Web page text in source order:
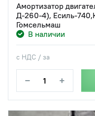
Амортизатор
Д-260-4), Есиль-
Гомсельмаш
В наличии
с НДС / за
− +